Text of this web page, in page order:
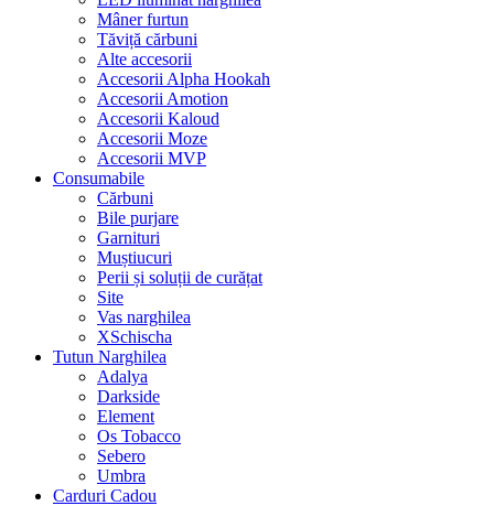
Mâner furtun
Tăviță cărbuni
Alte accesorii
Accesorii Alpha Hookah
Accesorii Amotion
Accesorii Kaloud
Accesorii Moze
Accesorii MVP
Consumabile
Cărbuni
Bile purjare
Garnituri
Muștiucuri
Perii și soluții de curățat
Site
Vas narghilea
XSchischa
Tutun Narghilea
Adalya
Darkside
Element
Os Tobacco
Sebero
Umbra
Carduri Cadou